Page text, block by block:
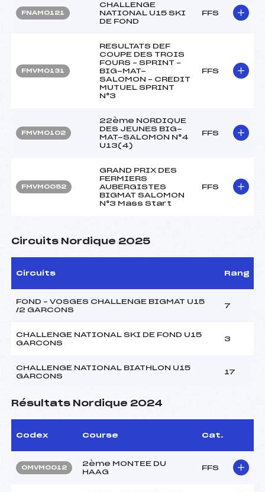
FNAM0121
CHALLENGE
NATIONAL U15 SKI
DE FOND
FFS
FMVM0131
RESULTATS DEF
COUPE DES TROIS
FOURS – SPRINT –
BIG-MAT-
SALOMON – CREDIT
MUTUEL SPRINT
N°3
FFS
FMVM0102
22ème NORDIQUE
DES JEUNES BIG-
MAT-SALOMON N°4
U13(4)
FFS
FMVM0052
GRAND PRIX DES
FERMIERS
AUBERGISTES
BIGMAT SALOMON
N°3 Mass Start
FFS
Circuits Nordique 2025
Circuits Rang
FOND – VOSGES CHALLENGE BIGMAT U15
/2 GARCONS
7
CHALLENGE NATIONAL SKI DE FOND U15
GARCONS
3
CHALLENGE NATIONAL BIATHLON U15
GARCONS
17
Résultats Nordique 2024
Codex Course Cat.
OMVM0012
2ème MONTEE DU
HAAG
FFS